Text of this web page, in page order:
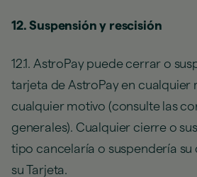
12. Suspensión y rescisión
12.1. AstroPay puede cerrar o
tarjeta de AstroPay en cualquier
cualquier motivo (consulte las
generales). Cualquier cierre o
tipo cancelaría o suspendería
su Tarjeta.